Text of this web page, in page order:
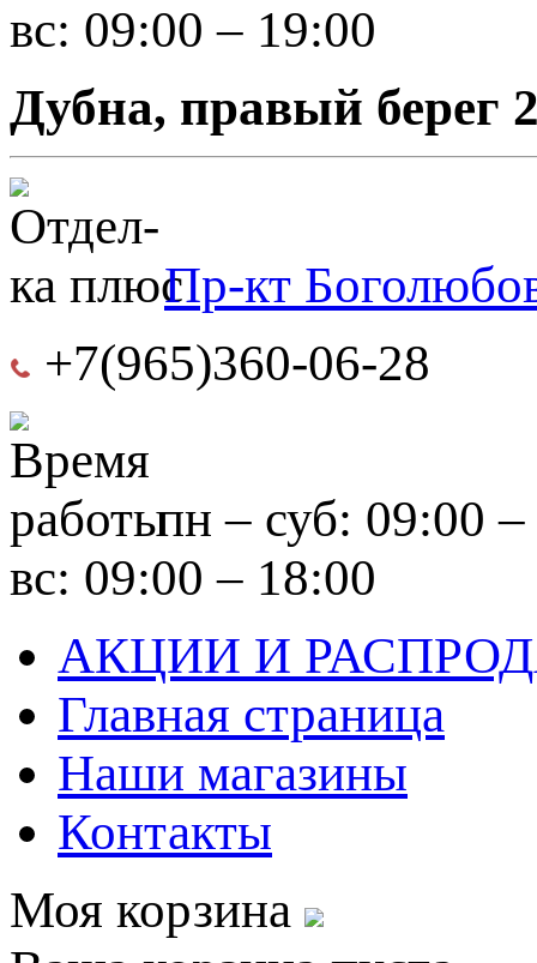
вс: 09:00 – 19:00
Дубна, правый берег
Пр-кт
+7(965)360-06-28
пн – суб: 09:00 –
вс: 09:00 – 18:00
АКЦИИ И
Главная страница
Наши магазины
Контакты
Моя корзина